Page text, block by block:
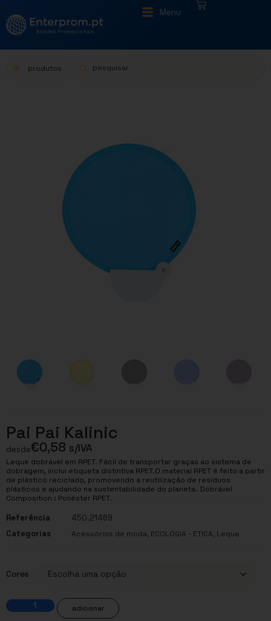
Menu
produtos
Pai Pai Kalinic
desde€0,58 s/IVA
Leque dobrável em RPET. Fácil de transportar graças ao sistema de
dobragem, inclui etiqueta distintiva RPET.O material RPET é feito a partir
de plástico reciclado, promovendo a reutilização de resíduos
plásticos e ajudando na sustentabilidade do planeta. Dobrável
Composition : Poliéster RPET.
Referência
450.21469
Categorias
Acessórios de moda, ECOLOGIA - ÉTICA, Leque
Cores
adicionar